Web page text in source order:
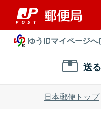
ゆうIDマイページへ
送る
日本郵便トップ